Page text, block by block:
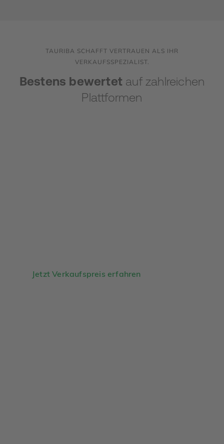
TAURIBA SCHAFFT VERTRAUEN ALS IHR
VERKAUFSSPEZIALIST.
Bestens bewertet auf zahlreichen
Plattformen
Jetzt Verkaufspreis erfahren